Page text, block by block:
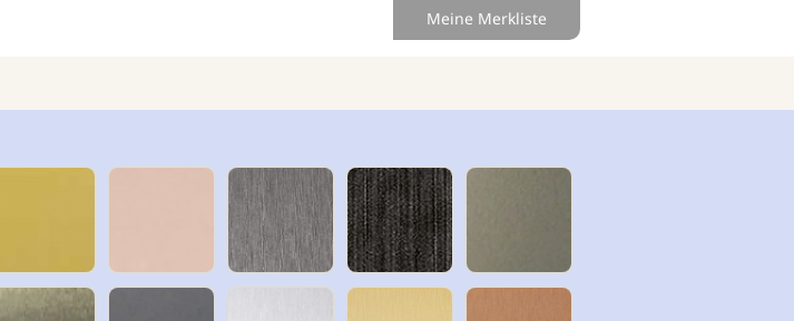
Meine Merkliste